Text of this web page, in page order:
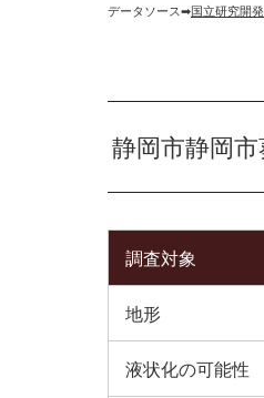
データソース➡︎国立研究開
静岡市静岡
調査対象
地形
液状化の可能性